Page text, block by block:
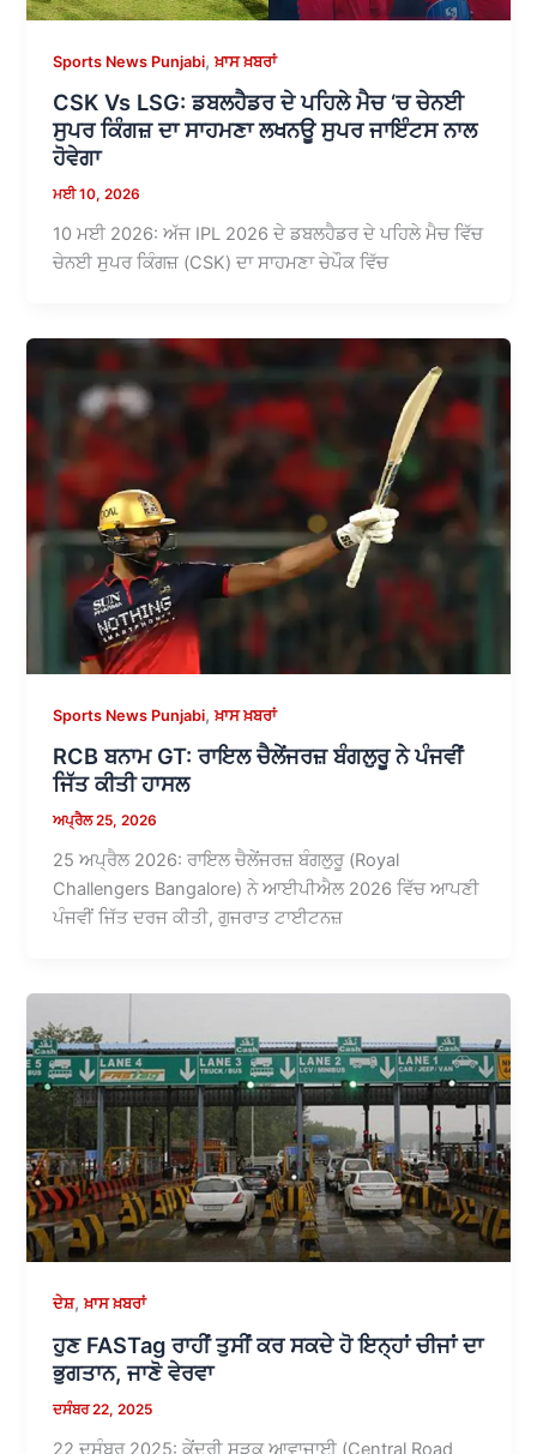
Sports News Punjabi,ਖ਼ਾਸ ਖ਼ਬਰਾਂ
CSK Vs LSG: ਡਬਲਹੈਡਰ ਦੇ ਪਹਿਲੇ ਮੈਚ ‘ਚ ਚੇਨਈ
ਸੁਪਰ ਕਿੰਗਜ਼ ਦਾ ਸਾਹਮਣਾ ਲਖਨਊ ਸੁਪਰ ਜਾਇੰਟਸ ਨਾਲ
ਹੋਵੇਗਾ
ਮਈ 10, 2026
10 ਮਈ 2026: ਅੱਜ IPL 2026 ਦੇ ਡਬਲਹੈਡਰ ਦੇ ਪਹਿਲੇ ਮੈਚ ਵਿੱਚ
ਚੇਨਈ ਸੁਪਰ ਕਿੰਗਜ਼ (CSK) ਦਾ ਸਾਹਮਣਾ ਚੇਪੌਕ ਵਿੱਚ
Sports News Punjabi,ਖ਼ਾਸ ਖ਼ਬਰਾਂ
RCB ਬਨਾਮ GT: ਰਾਇਲ ਚੈਲੇਂਜਰਜ਼ ਬੰਗਲੁਰੂ ਨੇ ਪੰਜਵੀਂ
ਜਿੱਤ ਕੀਤੀ ਹਾਸਲ
ਅਪ੍ਰੈਲ 25, 2026
25 ਅਪ੍ਰੈਲ 2026: ਰਾਇਲ ਚੈਲੇਂਜਰਜ਼ ਬੰਗਲੁਰੂ (Royal
Challengers Bangalore) ਨੇ ਆਈਪੀਐਲ 2026 ਵਿੱਚ ਆਪਣੀ
ਪੰਜਵੀਂ ਜਿੱਤ ਦਰਜ ਕੀਤੀ, ਗੁਜਰਾਤ ਟਾਈਟਨਜ਼
ਦੇਸ਼,ਖ਼ਾਸ ਖ਼ਬਰਾਂ
ਹੁਣ FASTag ਰਾਹੀਂ ਤੁਸੀਂ ਕਰ ਸਕਦੇ ਹੋ ਇਨ੍ਹਾਂ ਚੀਜਾਂ ਦਾ
ਭੁਗਤਾਨ, ਜਾਣੋ ਵੇਰਵਾ
ਦਸੰਬਰ 22, 2025
22 ਦਸੰਬਰ 2025: ਕੇਂਦਰੀ ਸੜਕ ਆਵਾਜਾਈ (Central Road